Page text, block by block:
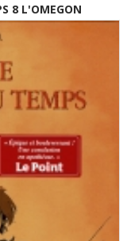
8 L'OMEGON